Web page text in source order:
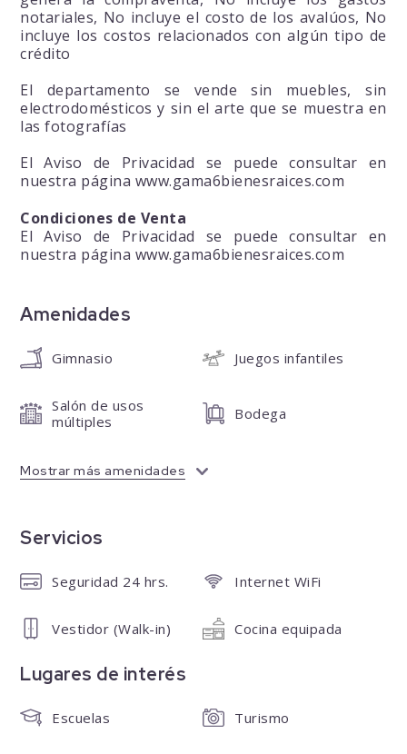
notariales, No incluye el costo de los avalúos, No
incluye los costos relacionados con algún tipo de
crédito
El departamento se vende sin muebles, sin
electrodomésticos y sin el arte que se muestra en
las fotografías
El Aviso de Privacidad se puede consultar en
nuestra página www.gama6bienesraices.com
Condiciones de Venta
El Aviso de Privacidad se puede consultar en
nuestra página www.gama6bienesraices.com
Amenidades
Gimnasio Juegos infantiles
Salón de usos
múltiples
Bodega
Mostrar más amenidades
Servicios
Seguridad 24 hrs. Internet WiFi
Vestidor (Walk-in) Cocina equipada
Lugares de interés
Escuelas Turismo